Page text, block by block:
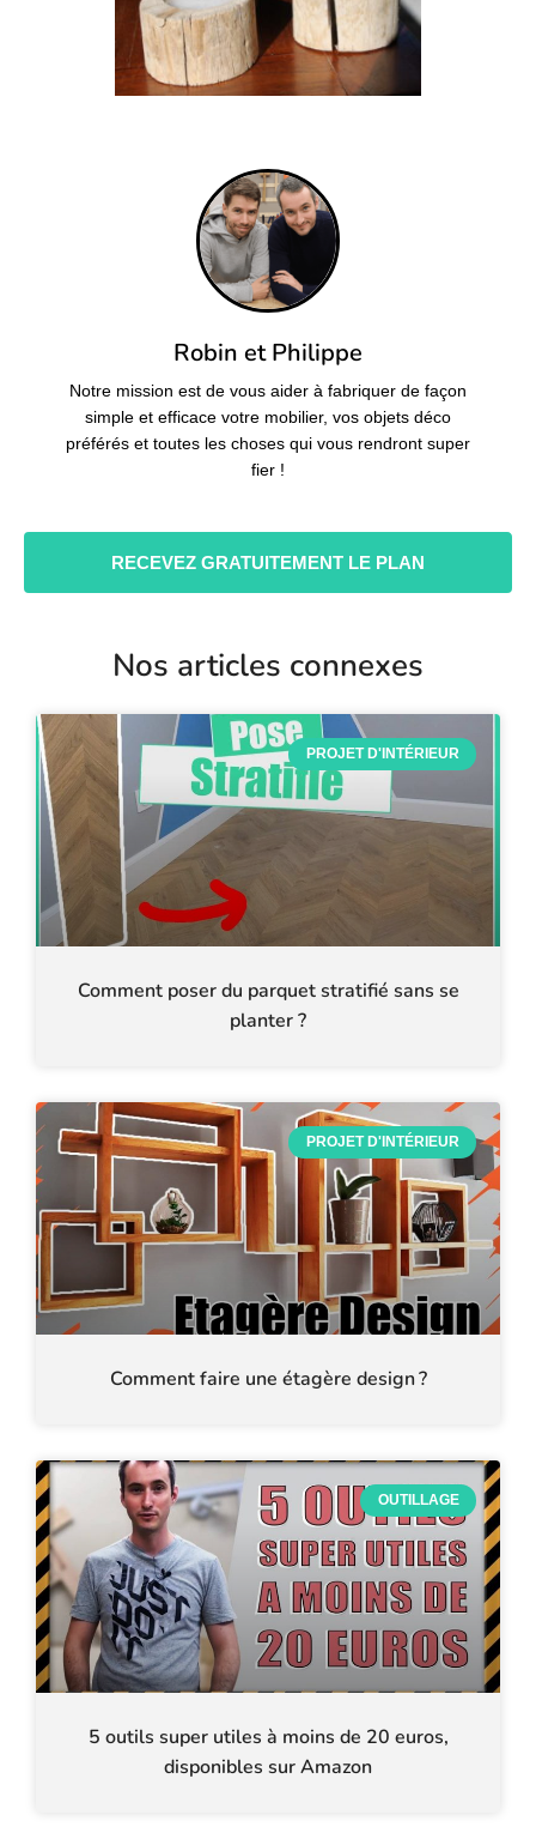
Robin et Philippe
Notre mission est de vous aider à fabriquer de façon
simple et efficace votre mobilier, vos objets déco
préférés et toutes les choses qui vous rendront super
fier !
RECEVEZ GRATUITEMENT LE PLAN
Nos articles connexes
PROJET D'INTÉRIEUR
Comment poser du parquet stratifié sans se
planter ?
PROJET D'INTÉRIEUR
Comment faire une étagère design ?
OUTILLAGE
5 outils super utiles à moins de 20 euros,
disponibles sur Amazon